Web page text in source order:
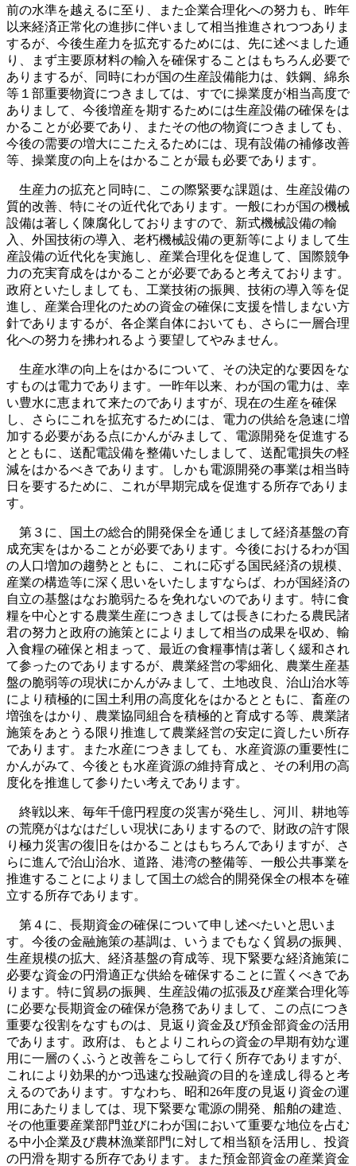
前の水準を越えるに至り、また企業合理化への努力も、昨年
以来経済正常化の進捗に伴いまして相当推進されつつありま
するが、今後生産力を拡充するためには、先に述べました通
り、まず主要原材料の輸入を確保することはもちろん必要で
ありまするが、同時にわが国の生産設備能力は、鉄鋼、綿糸
等１部重要物資につきましては、すでに操業度が相当高度で
ありまして、今後増産を期するためには生産設備の確保をは
かることが必要であり、またその他の物資につきましても、
今後の需要の増大にこたえるためには、現有設備の補修改善
等、操業度の向上をはかることが最も必要であります。
生産力の拡充と同時に、この際緊要な課題は、生産設備の
質的改善、特にその近代化であります。一般にわが国の機械
設備は著しく陳腐化しておりますので、新式機械設備の輸
入、外国技術の導入、老朽機械設備の更新等によりまして生
産設備の近代化を実施し、産業合理化を促進して、国際競争
力の充実育成をはかることが必要であると考えております。
政府といたしましても、工業技術の振興、技術の導入等を促
進し、産業合理化のための資金の確保に支援を惜しまない方
針でありまするが、各企業自体においても、さらに一層合理
化への努力を拂われるよう要望してやみません。
生産水準の向上をはかるについて、その決定的な要因をな
すものは電力であります。一昨年以来、わが国の電力は、幸
い豊水に恵まれて来たのでありますが、現在の生産を確保
し、さらにこれを拡充するためには、電力の供給を急速に増
加する必要がある点にかんがみまして、電源開発を促進する
とともに、送配電設備を整備いたしまして、送配電損失の軽
減をはかるべきであります。しかも電源開発の事業は相当時
日を要するために、これが早期完成を促進する所存でありま
す。
第３に、国土の総合的開発保全を通じまして経済基盤の育
成充実をはかることが必要であります。今後におけるわが国
の人口増加の趨勢とともに、これに応ずる国民経済の規模、
産業の構造等に深く思いをいたしますならば、わが国経済の
自立の基盤はなお脆弱たるを免れないのであります。特に食
糧を中心とする農業生産につきましては長きにわたる農民諸
君の努力と政府の施策とによりまして相当の成果を収め、輸
入食糧の確保と相まって、最近の食糧事情は著しく緩和され
て参ったのでありまするが、農業経営の零細化、農業生産基
盤の脆弱等の現状にかんがみまして、土地改良、治山治水等
により積極的に国土利用の高度化をはかるとともに、畜産の
増強をはかり、農業協同組合を積極的と育成する等、農業諸
施策をあとうる限り推進して農業経営の安定に資したい所存
であります。また水産につきましても、水産資源の重要性に
かんがみて、今後とも水産資源の維持育成と、その利用の高
度化を推進して参りたい考えであります。
終戦以来、毎年千億円程度の災害が発生し、河川、耕地等
の荒廃がはなはだしい現状にありまするので、財政の許す限
り極力災害の復旧をはかることはもちろんでありますが、さ
らに進んで治山治水、道路、港湾の整備等、一般公共事業を
推進することによりまして国土の総合的開発保全の根本を確
立する所存であります。
第４に、長期資金の確保について申し述べたいと思いま
す。今後の金融施策の基調は、いうまでもなく貿易の振興、
生産規模の拡大、経済基盤の育成等、現下緊要な経済施策に
必要な資金の円滑適正な供給を確保することに置くべきであ
ります。特に貿易の振興、生産設備の拡張及び産業合理化等
に必要な長期資金の確保が急務でありまして、この点につき
重要な役割をなすものは、見返り資金及び預金部資金の活用
であります。政府は、もとよりこれらの資金の早期有効な運
用に一層のくふうと改善をこらして行く所存でありますが、
これにより効果的かつ迅速な投融資の目的を達成し得ると考
えるのであります。すなわち、昭和26年度の見返り資金の運
用にあたりましては、現下緊要な電源の開発、船舶の建造、
その他重要産業部門並びにわが国において重要な地位を占む
る中小企業及び農林漁業部門に対して相当額を活用し、投資
の円滑を期する所存であります。また預金部資金の産業資金